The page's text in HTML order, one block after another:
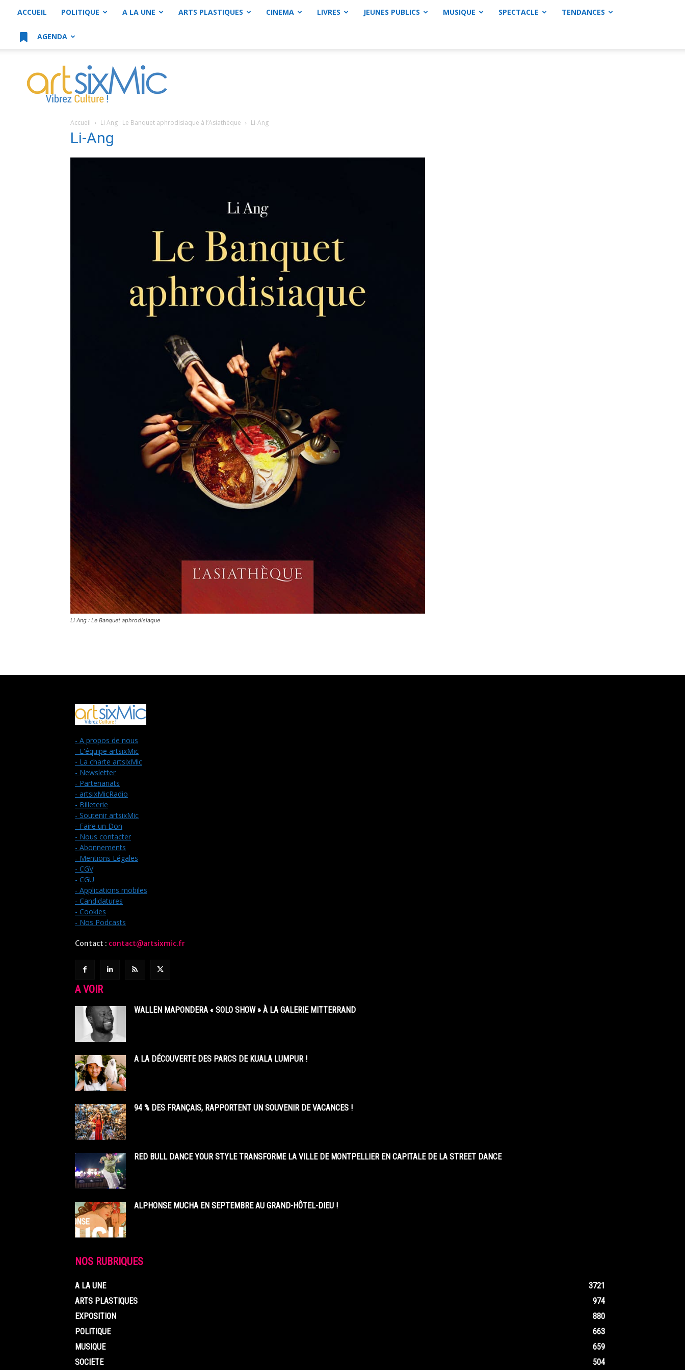
ACCUEIL POLITIQUE A LA UNE ARTS PLASTIQUES CINEMA LIVRES JEUNES PUBLICS MUSIQUE SPECTACLE TENDANCES
AGENDA
artsixMic
Accueil Li Ang : Le Banquet aphrodisiaque à l’Asiathèque Li-Ang
Li-Ang
Li Ang : Le Banquet aphrodisiaque
- A propos de nous
- L'équipe artsixMic
- La charte artsixMic
- Newsletter
- Partenariats
- artsixMicRadio
- Billeterie
- Soutenir artsixMic
- Faire un Don
- Nous contacter
- Abonnements
- Mentions Légales
- CGV
- CGU
- Applications mobiles
- Candidatures
- Cookies
- Nos Podcasts
Contact : contact@artsixmic.fr
A VOIR
WALLEN MAPONDERA « SOLO SHOW » À LA GALERIE MITTERRAND
A LA DÉCOUVERTE DES PARCS DE KUALA LUMPUR !
94 % DES FRANÇAIS, RAPPORTENT UN SOUVENIR DE VACANCES !
RED BULL DANCE YOUR STYLE TRANSFORME LA VILLE DE MONTPELLIER EN CAPITALE DE LA STREET DANCE
ALPHONSE MUCHA EN SEPTEMBRE AU GRAND-HÔTEL-DIEU !
NOS RUBRIQUES
A LA UNE
3721
ARTS PLASTIQUES
974
EXPOSITION
880
POLITIQUE
663
MUSIQUE
659
SOCIETE
504